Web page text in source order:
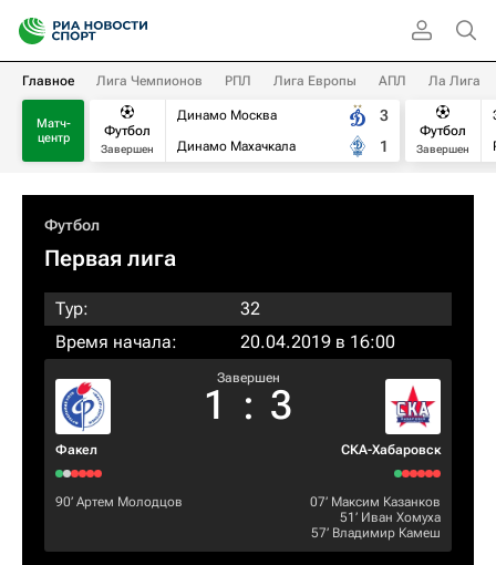
Главное Лига Чемпионов РПЛ Лига Европы АПЛ Ла Лига
Матч-
центр
Футбол
Завершен
Динамо Москва
Динамо Махачкала
3
1
Футбол
Завершен
Футбол
Первая лига
Тур:
32
Время начала:
20.04.2019 в 16:00
Факел
Завершен
1 : 3
СКА-Хабаровск
90‎’‎ Артем Молодцов 07‎’‎ Максим Казанков
51‎’‎ Иван Хомуха
57‎’‎ Владимир Камеш